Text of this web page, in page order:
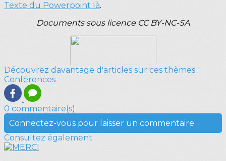
Texte du Powerpoint là.
Documents sous licence CC BY-NC-SA
Découvrez davantage d'articles sur ces thèmes :
Conférences
0 commentaire(s)
Connectez-vous pour laisser un commentaire
Consultez également